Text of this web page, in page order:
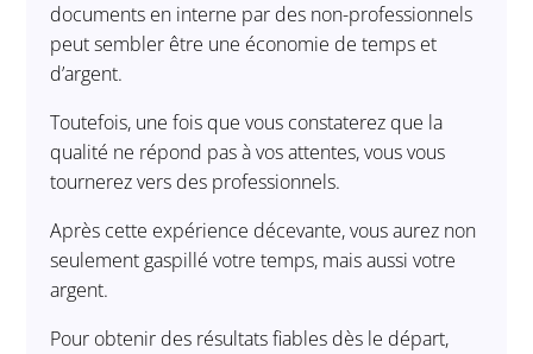
documents en interne par des non-professionnels
peut sembler être une économie de temps et
d’argent.
Toutefois, une fois que vous constaterez que la
qualité ne répond pas à vos attentes, vous vous
tournerez vers des professionnels.
Après cette expérience décevante, vous aurez non
seulement gaspillé votre temps, mais aussi votre
argent.
Pour obtenir des résultats fiables dès le départ,